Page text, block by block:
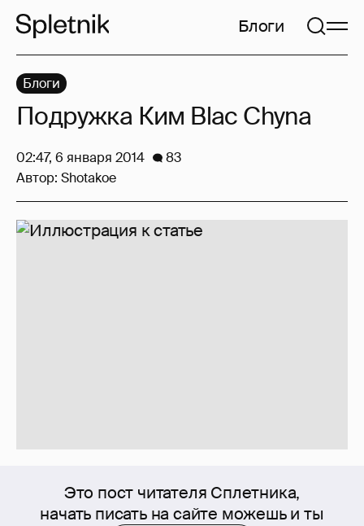
Блоги
Это пост читателя Сплетника,
начать писать на сайте можешь и ты
Блоги
Подружка Ким Blac Chyna
02:47, 6 января 2014
83
Автор: Shotakoe